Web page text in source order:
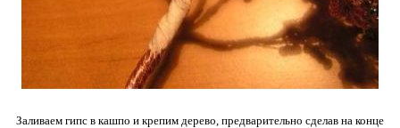
Заливаем гипс в кашпо и крепим дерево, предварительно сделав на конце